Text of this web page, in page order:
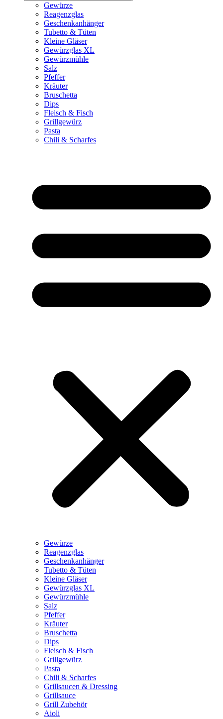
Gewürze
Reagenzglas
Geschenkanhänger
Tubetto & Tüten
Kleine Gläser
Gewürzglas XL
Gewürzmühle
Salz
Pfeffer
Kräuter
Bruschetta
Dips
Fleisch & Fisch
Grillgewürz
Pasta
Chili & Scharfes
Gewürze
Reagenzglas
Geschenkanhänger
Tubetto & Tüten
Kleine Gläser
Gewürzglas XL
Gewürzmühle
Salz
Pfeffer
Kräuter
Bruschetta
Dips
Fleisch & Fisch
Grillgewürz
Pasta
Chili & Scharfes
Grillsaucen & Dressing
Grillsauce
Grill Zubehör
Aioli